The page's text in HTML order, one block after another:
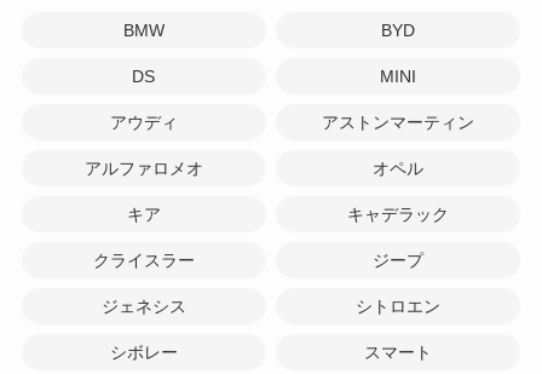
BMW BYD
DS MINI
アウディ アストンマーティン
アルファロメオ オペル
キア キャデラック
クライスラー ジープ
ジェネシス シトロエン
シボレー スマート